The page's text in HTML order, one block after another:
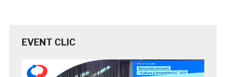
EVENT CLIC